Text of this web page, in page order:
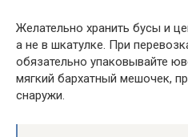
Желательно хранить бусы и
а не в шкатулке. При
обязательно упаковывайте
мягкий бархатный мешочек,
снаружи.